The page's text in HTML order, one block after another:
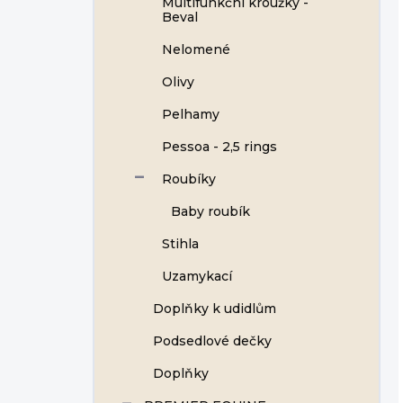
Beval
Nelomené
Olivy
Pelhamy
Pessoa - 2,5 rings
Roubíky
Baby roubík
Stihla
Uzamykací
Doplňky k udidlům
Podsedlové dečky
Doplňky